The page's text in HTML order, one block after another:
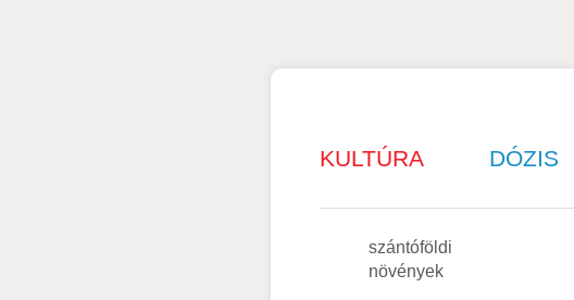
KULTÚRA DÓZIS
szántóföldi
növények